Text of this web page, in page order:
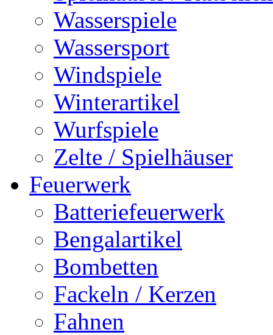
Wasserspiele
Wassersport
Windspiele
Winterartikel
Wurfspiele
Zelte / Spielhäuser
Feuerwerk
Batteriefeuerwerk
Bengalartikel
Bombetten
Fackeln / Kerzen
Fahnen